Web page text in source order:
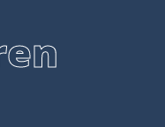
en